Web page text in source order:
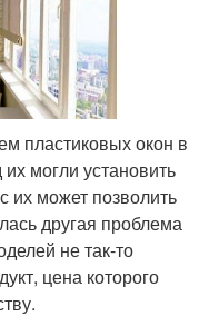
пластиковых окон в
могли установить
их может позволить
другая проблема
не так-то
цена которого